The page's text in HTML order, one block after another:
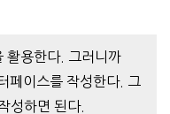
활용한다. 그러니까
이스를 작성한다. 그
성하면 된다.